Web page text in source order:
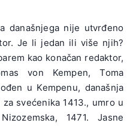
današnjega nije utvrđeno
Je li jedan ili više njih?
kao konačan redaktor,
von Kempen, Toma
u Kempenu, današnja
svećenika 1413., umro u
1471. Jasne